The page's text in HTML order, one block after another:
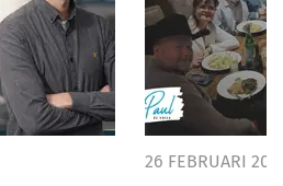
26 FEBRUARI